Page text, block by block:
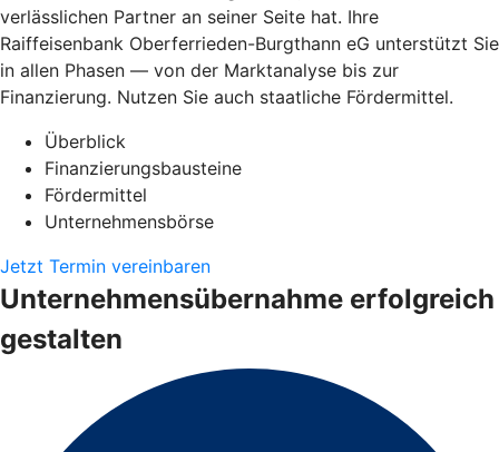
verlässlichen Partner an seiner Seite hat. Ihre
Raiffeisenbank Oberferrieden-Burgthann eG unterstützt Sie
in allen Phasen — von der Marktanalyse bis zur
Finanzierung. Nutzen Sie auch staatliche Fördermittel.
Überblick
Finanzierungsbausteine
Fördermittel
Unternehmensbörse
Jetzt Termin vereinbaren
Unternehmensübernahme erfolgreich
gestalten